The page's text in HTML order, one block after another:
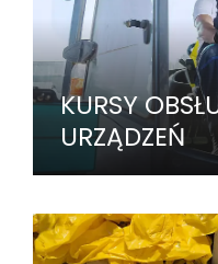
KURSY
URZĄDZEŃ